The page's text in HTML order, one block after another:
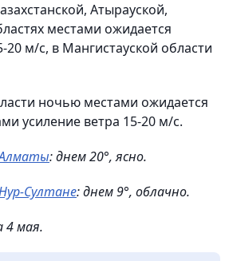
Атырауской,
местами ожидается
20 м/с, в Мангистауской области
ночью местами ожидается
усиление ветра 15-20 м/с.
: днем 20°, ясно.
Султане: днем 9°, облачно.
4 мая.